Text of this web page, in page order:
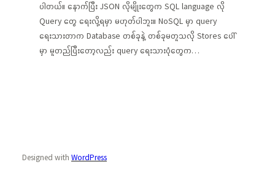
ပါတယ်။ နောက်ပြီး JSON လိုမျိုးတွေက SQL language လို
Query တွေ ရေးလို့ရမှာ မဟုတ်ပါဘူး။ NoSQL မှာ query
ရေးသားတာက Database တစ်ခုနဲ့ တစ်ခုမတူသလို Stores ပေါ်
မှာ မူတည်ပြီးတော့လည်း query ရေးသားပုံတွေက…
Designed with WordPress